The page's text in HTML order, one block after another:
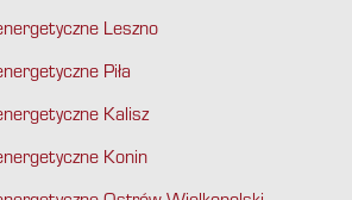
Leszno
Piła
Kalisz
Konin